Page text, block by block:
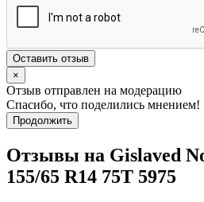
Оставить отзыв
×
Отзыв отправлен на модерацию
Спасибо, что поделились мнением!
Продолжить
Отзывы на Gislaved
155/65 R14 75T 5975